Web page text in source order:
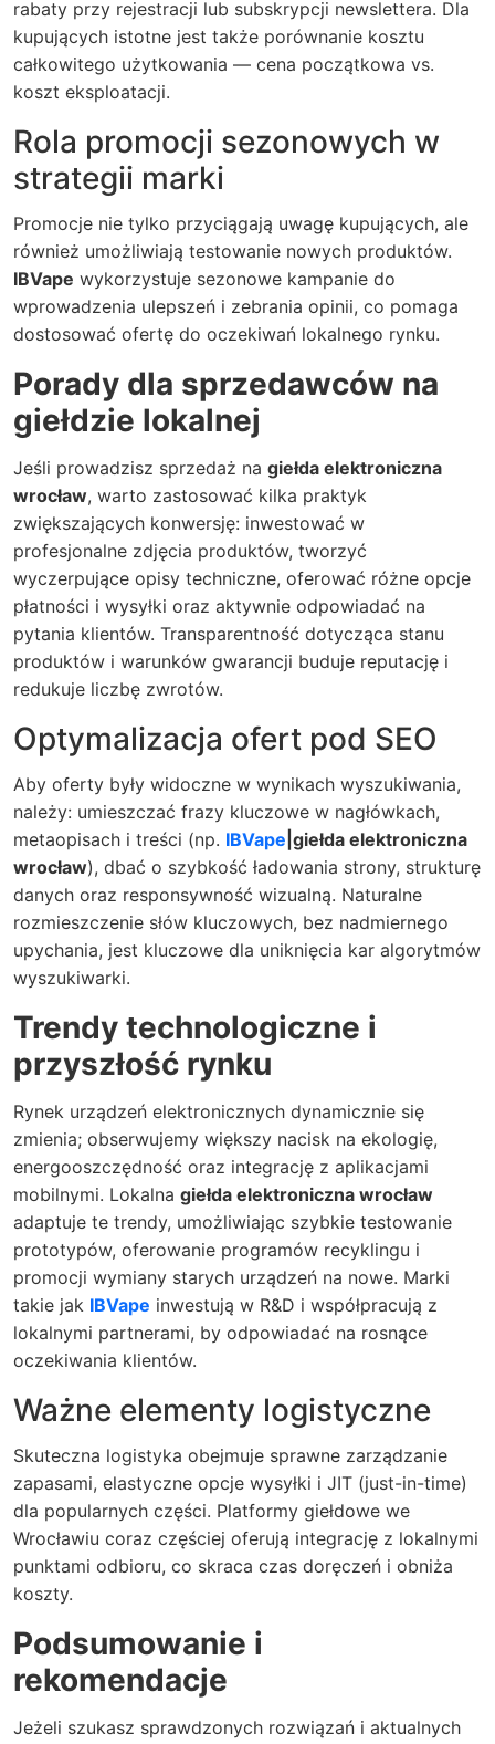
rabaty przy rejestracji lub subskrypcji newslettera. Dla
kupujących istotne jest także porównanie kosztu
całkowitego użytkowania — cena początkowa vs.
koszt eksploatacji.
Rola promocji sezonowych w
strategii marki
Promocje nie tylko przyciągają uwagę kupujących, ale
również umożliwiają testowanie nowych produktów.
IBVape wykorzystuje sezonowe kampanie do
wprowadzenia ulepszeń i zebrania opinii, co pomaga
dostosować ofertę do oczekiwań lokalnego rynku.
Porady dla sprzedawców na
giełdzie lokalnej
Jeśli prowadzisz sprzedaż na giełda elektroniczna
wrocław, warto zastosować kilka praktyk
zwiększających konwersję: inwestować w
profesjonalne zdjęcia produktów, tworzyć
wyczerpujące opisy techniczne, oferować różne opcje
płatności i wysyłki oraz aktywnie odpowiadać na
pytania klientów. Transparentność dotycząca stanu
produktów i warunków gwarancji buduje reputację i
redukuje liczbę zwrotów.
Optymalizacja ofert pod SEO
Aby oferty były widoczne w wynikach wyszukiwania,
należy: umieszczać frazy kluczowe w nagłówkach,
metaopisach i treści (np. IBVape |giełda elektroniczna
wrocław), dbać o szybkość ładowania strony, strukturę
danych oraz responsywność wizualną. Naturalne
rozmieszczenie słów kluczowych, bez nadmiernego
upychania, jest kluczowe dla uniknięcia kar algorytmów
wyszukiwarki.
Trendy technologiczne i
przyszłość rynku
Rynek urządzeń elektronicznych dynamicznie się
zmienia; obserwujemy większy nacisk na ekologię,
energooszczędność oraz integrację z aplikacjami
mobilnymi. Lokalna giełda elektroniczna wrocław
adaptuje te trendy, umożliwiając szybkie testowanie
prototypów, oferowanie programów recyklingu i
promocji wymiany starych urządzeń na nowe. Marki
takie jak IBVape inwestują w R&D i współpracują z
lokalnymi partnerami, by odpowiadać na rosnące
oczekiwania klientów.
Ważne elementy logistyczne
Skuteczna logistyka obejmuje sprawne zarządzanie
zapasami, elastyczne opcje wysyłki i JIT (just-in-time)
dla popularnych części. Platformy giełdowe we
Wrocławiu coraz częściej oferują integrację z lokalnymi
punktami odbioru, co skraca czas doręczeń i obniża
koszty.
Podsumowanie i
rekomendacje
Jeżeli szukasz sprawdzonych rozwiązań i aktualnych